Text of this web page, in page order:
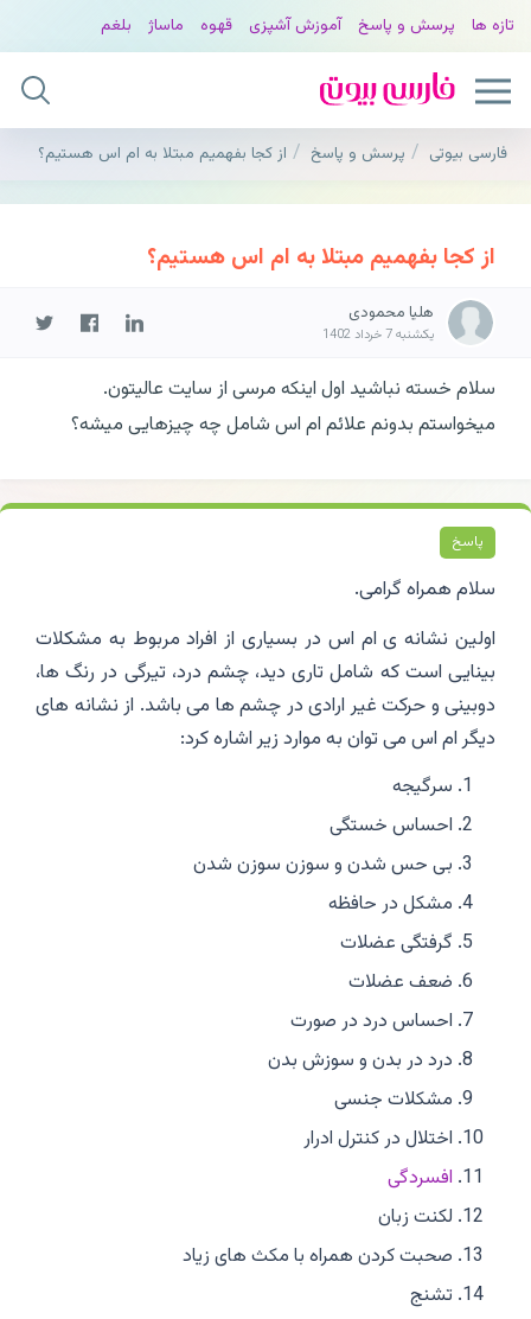
تازه ها پرسش و پاسخ آموزش آشپزی قهوه ماساژ بلغم
فارسی بیوتی پرسش و پاسخ از کجا بفهمیم مبتلا به ام اس هستیم؟
از کجا بفهمیم مبتلا به ام اس هستیم؟
هلیا محمودی
یکشنبه 7 خرداد 1402
سلام خسته نباشید اول اینکه مرسی از سایت عالیتون.
میخواستم بدونم علائم ام اس شامل چه چیزهایی میشه؟
پاسخ
سلام همراه گرامی.
اولین نشانه ی ام اس در بسیاری از افراد مربوط به مشکلات
بینایی است که شامل تاری دید، چشم درد، تیرگی در رنگ ها،
دوبینی و حرکت غیر ارادی در چشم ها می باشد. از نشانه های
دیگر ام اس می توان به موارد زیر اشاره کرد:
سرگیجه
احساس خستگی
بی حس شدن و سوزن سوزن شدن
مشکل در حافظه
گرفتگی عضلات
ضعف عضلات
احساس درد در صورت
درد در بدن و سوزش بدن
مشکلات جنسی
اختلال در کنترل ادرار
افسردگی
لکنت زبان
صحبت کردن همراه با مکث های زیاد
تشنج